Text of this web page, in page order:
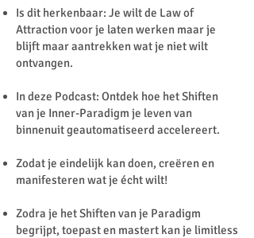
Is dit herkenbaar: Je wilt de Law of
Attraction voor je laten werken maar je
blijft maar aantrekken wat je niet wilt
ontvangen.
In deze Podcast: Ontdek hoe het Shiften
van je Inner-Paradigm je leven van
binnenuit geautomatiseerd accelereert.
Zodat je eindelijk kan doen, creëren en
manifesteren wat je écht wilt!
Zodra je het Shiften van je Paradigm
begrijpt, toepast en mastert kan je limitless